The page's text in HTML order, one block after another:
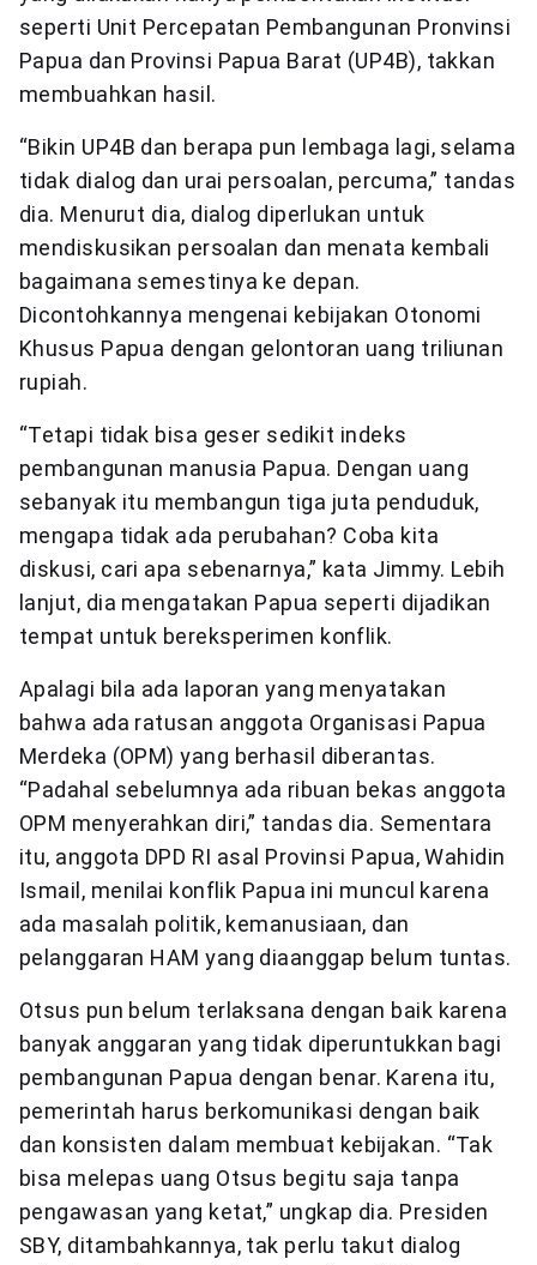
seperti Unit Percepatan Pembangunan Pronvinsi
Papua dan Provinsi Papua Barat (UP4B), takkan
membuahkan hasil.
“Bikin UP4B dan berapa pun lembaga lagi, selama
tidak dialog dan urai persoalan, percuma,” tandas
dia. Menurut dia, dialog diperlukan untuk
mendiskusikan persoalan dan menata kembali
bagaimana semestinya ke depan.
Dicontohkannya mengenai kebijakan Otonomi
Khusus Papua dengan gelontoran uang triliunan
rupiah.
“Tetapi tidak bisa geser sedikit indeks
pembangunan manusia Papua. Dengan uang
sebanyak itu membangun tiga juta penduduk,
mengapa tidak ada perubahan? Coba kita
diskusi, cari apa sebenarnya,” kata Jimmy. Lebih
lanjut, dia mengatakan Papua seperti dijadikan
tempat untuk bereksperimen konflik.
Apalagi bila ada laporan yang menyatakan
bahwa ada ratusan anggota Organisasi Papua
Merdeka (OPM) yang berhasil diberantas.
“Padahal sebelumnya ada ribuan bekas anggota
OPM menyerahkan diri,” tandas dia. Sementara
itu, anggota DPD RI asal Provinsi Papua, Wahidin
Ismail, menilai konflik Papua ini muncul karena
ada masalah politik, kemanusiaan, dan
pelanggaran HAM yang diaanggap belum tuntas.
Otsus pun belum terlaksana dengan baik karena
banyak anggaran yang tidak diperuntukkan bagi
pembangunan Papua dengan benar. Karena itu,
pemerintah harus berkomunikasi dengan baik
dan konsisten dalam membuat kebijakan. “Tak
bisa melepas uang Otsus begitu saja tanpa
pengawasan yang ketat,” ungkap dia. Presiden
SBY, ditambahkannya, tak perlu takut dialog